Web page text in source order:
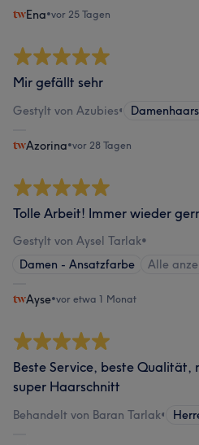
Ena•vor 25 Tagen
Mir gefällt sehr
Gestylt von Azubies•
Azorina•vor 28 Tagen
Tolle Arbeit! Immer wieder
Gestylt von Aysel Tarlak•
Damen - Ansatzfarbe
Alle
Ayse•vor etwa 1 Monat
Beste Service, beste Qualität,
super Haarschnitt
Behandelt von Baran Tarlak•